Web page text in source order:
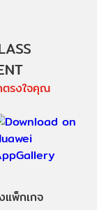
ตรงใจคุณ
แพ็กเกจ